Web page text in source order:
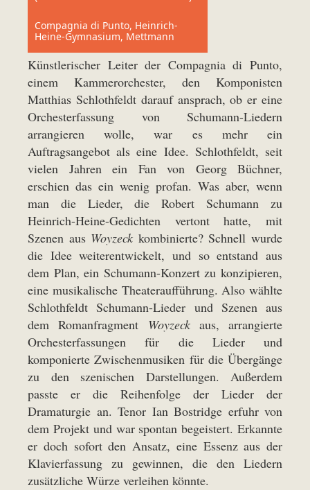
Compagnia di Punto, Heinrich-
Heine-Gymnasium, Mettmann
Künstlerischer Leiter der Compagnia di Punto,
einem Kammerorchester, den Komponisten
Matthias Schlothfeldt darauf ansprach, ob er eine
Orchesterfassung von Schumann-Liedern
arrangieren wolle, war es mehr ein
Auftragsangebot als eine Idee. Schlothfeldt, seit
vielen Jahren ein Fan von Georg Büchner,
erschien das ein wenig profan. Was aber, wenn
man die Lieder, die Robert Schumann zu
Heinrich-Heine-Gedichten vertont hatte, mit
Szenen aus Woyzeck kombinierte? Schnell wurde
die Idee weiterentwickelt, und so entstand aus
dem Plan, ein Schumann-Konzert zu konzipieren,
eine musikalische Theateraufführung. Also wählte
Schlothfeldt Schumann-Lieder und Szenen aus
dem Romanfragment Woyzeckaus, arrangierte
Orchesterfassungen für die Lieder und
komponierte Zwischenmusiken für die Übergänge
zu den szenischen Darstellungen. Außerdem
passte er die Reihenfolge der Lieder der
Dramaturgie an. Tenor Ian Bostridge erfuhr von
dem Projekt und war spontan begeistert. Erkannte
er doch sofort den Ansatz, eine Essenz aus der
Klavierfassung zu gewinnen, die den Liedern
zusätzliche Würze verleihen könnte.